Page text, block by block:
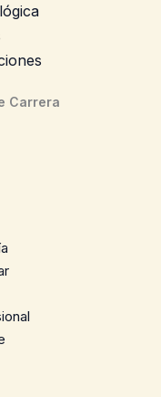
Carrera